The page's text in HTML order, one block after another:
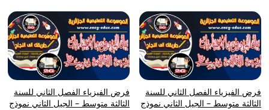
فرض الفيزياء الفصل الثاني للسنة
الثالثة متوسط – الجيل الثاني نموذج
فرض الفيزياء الفصل الثاني للسنة
الثالثة متوسط – الجيل الثاني نموذج